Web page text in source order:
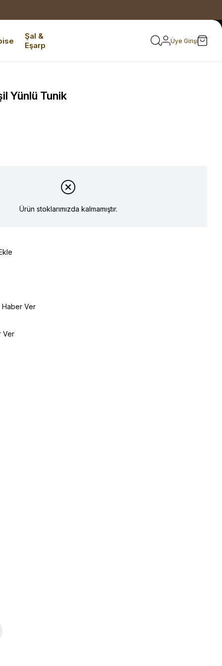
Şal &
Eşarp
Üye Girişi
Yünlü Tunik
Ürün stoklarımızda kalmamıştır.
Haber Ver
Ver